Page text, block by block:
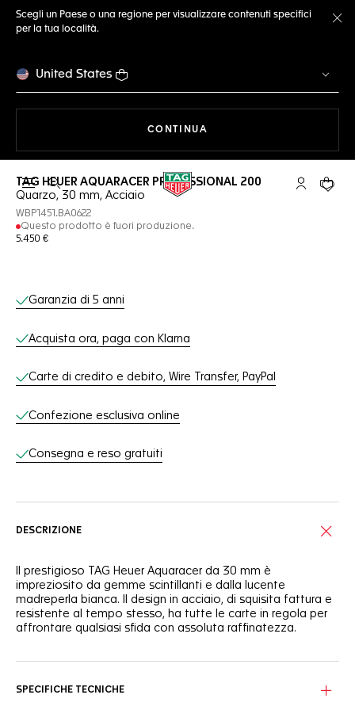
Scegli un Paese o una regione per visualizzare contenuti specifici
per la tua località.
United States
CONTINUA
Apri la ricerca L'account
Il tuo
TAG HEUER AQUARACER PROFESSIONAL 200
Quarzo, 30 mm, Acciaio
WBP1451.BA0622
Questo prodotto è fuori produzione.
5.450 €
Servizi online
Garanzia di 5 anni
Acquista ora, paga con Klarna
Carte di credito e debito, Wire Transfer, PayPal
Confezione esclusiva online
Consegna e reso gratuiti
DESCRIZIONE
Il prestigioso TAG Heuer Aquaracer da 30 mm è
impreziosito da gemme scintillanti e dalla lucente
madreperla bianca. Il design in acciaio, di squisita fattura e
resistente al tempo stesso, ha tutte le carte in regola per
affrontare qualsiasi sfida con assoluta raffinatezza.
mentre la lunetta è impreziosita da trentasei diamanti VS di
diametri e carati diversi: 1,6 mm (0,6 ct), 1,5 mm (0,6 ct) e 1,4
SPECIFICHE TECNICHE